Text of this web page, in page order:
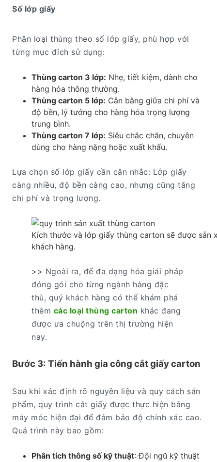
Số lớp giấy
Phân loại thùng theo số lớp giấy, phù hợp với
từng mục đích sử dụng:
Thùng carton 3 lớp: Nhẹ, tiết kiệm, dành cho
hàng hóa thông thường.
Thùng carton 5 lớp: Cân bằng giữa chi phí và
độ bền, lý tưởng cho hàng hóa trọng lượng
trung bình.
Thùng carton 7 lớp: Siêu chắc chắn, chuyên
dùng cho hàng nặng hoặc xuất khẩu.
Lựa chọn số lớp giấy cần cân nhắc: Lớp giấy
càng nhiều, độ bền càng cao, nhưng cũng tăng
chi phí và trọng lượng.
Kích thước và lớp giấy thùng carton sẽ được sản
khách hàng.
>> Ngoài ra, để đa dạng hóa giải pháp
đóng gói cho từng ngành hàng đặc
thù, quý khách hàng có thể khám phá
thêm các loại thùng carton khác đang
được ưa chuộng trên thị trường hiện
nay.
Bước 3: Tiến hành gia công cắt giấy carton
Sau khi xác định rõ nguyên liệu và quy cách sản
phẩm, quy trình cắt giấy được thực hiện bằng
máy móc hiện đại để đảm bảo độ chính xác cao.
Quá trình này bao gồm:
Phân tích thông số kỹ thuật: Đội ngũ kỹ thuật